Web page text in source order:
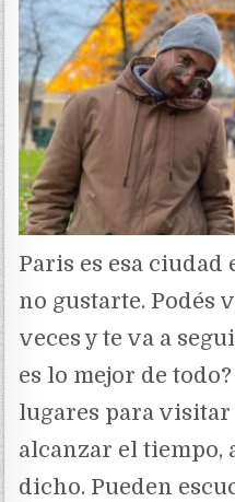
Paris es esa ciudad
no gustarte. Podés
veces y te va a
es lo mejor de
lugares para visitar
alcanzar el tiempo,
dicho. Pueden